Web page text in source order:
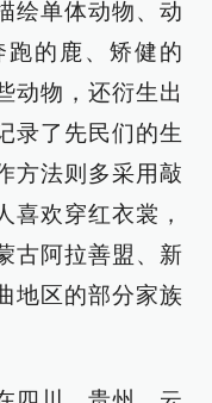
绘单体动物、动
的鹿、矫健的
动物，还衍生出
录了先民们的生
方法则多采用敲
喜欢穿红衣裳，
古阿拉善盟、新
地区的部分家族